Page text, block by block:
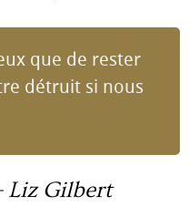
que de rester
détruit si nous
Liz Gilbert